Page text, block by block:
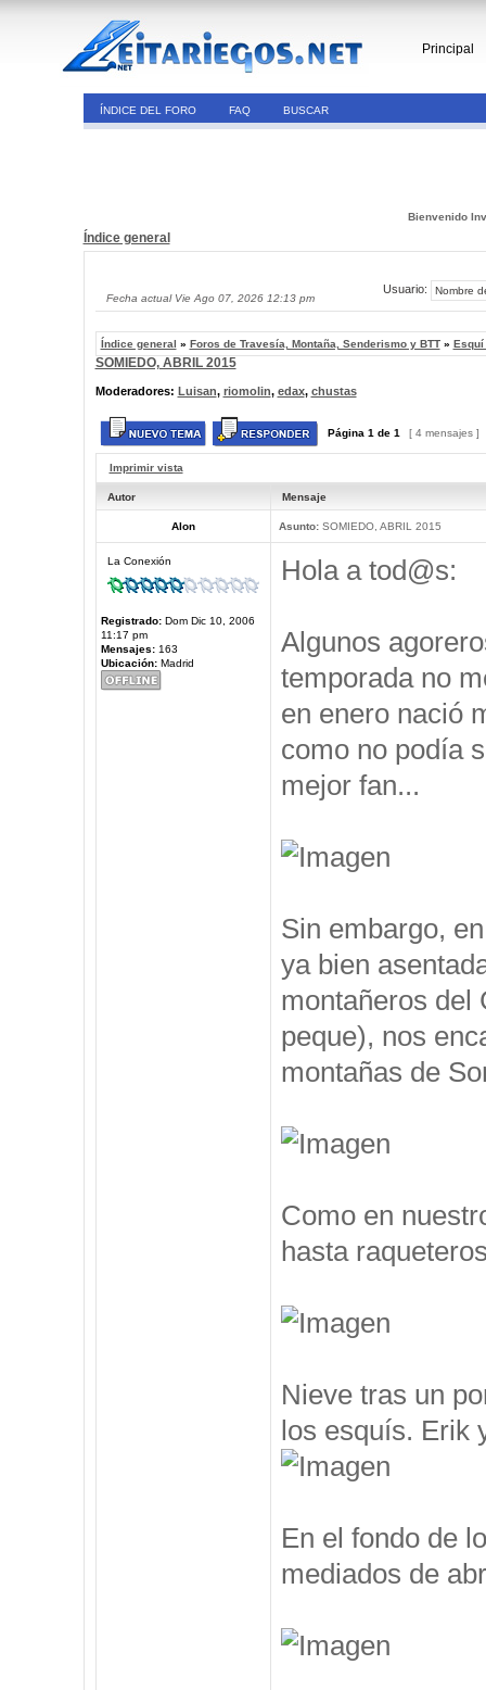
Principal
ÍNDICE DEL FORO FAQ BUSCAR
Bienvenido
Índice general
Fecha actual Vie Ago 07, 2026 12:13 pm
Usuario:
Índice general » Foros de Travesía, Montaña, Senderismo y BTT» Esquí
SOMIEDO, ABRIL 2015
Moderadores: Luisan, riomolin, edax, chustas
Página 1 de 1 [ 4 mensajes ]
Imprimir vista
Autor Mensaje
Alon Asunto:SOMIEDO, ABRIL 2015
La Conexión
Registrado:Dom Dic 10, 2006
11:17 pm
Mensajes:163
Ubicación:Madrid
Hola a tod@s:
Algunos
temporada no
en enero nació
como no podía
mejor fan...
Sin embargo,
ya bien
montañeros del
peque), nos
montañas de
Como en
hasta
Nieve tras un
los esquís. Erik
En el fondo de
mediados de